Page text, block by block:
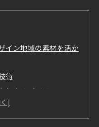
イン地域の素材を活か
術
りあるデザイン
した素材の選定
栽プラン